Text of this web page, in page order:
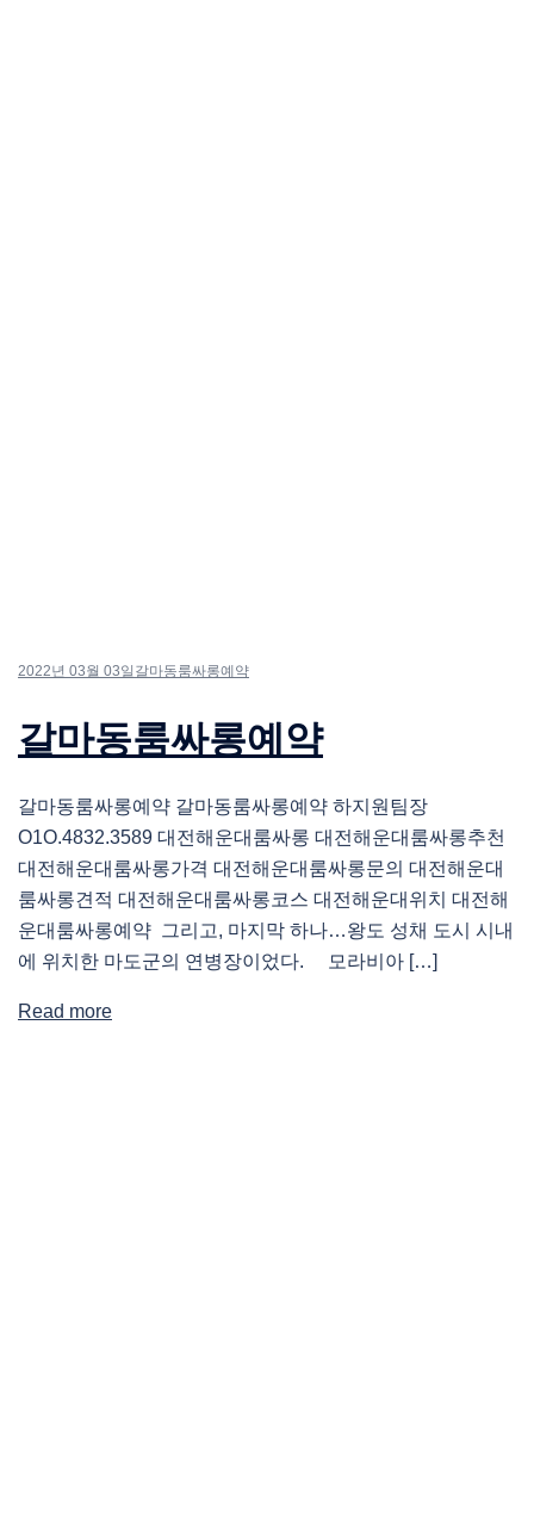
2022년 03월 03일 갈마동룸싸롱예약
갈마동룸싸롱예약
갈마동룸싸롱예약 갈마동룸싸롱예약 하지원팀장
O1O.4832.3589 대전해운대룸싸롱 대전해운대룸싸롱추천
대전해운대룸싸롱가격 대전해운대룸싸롱문의 대전해운대
룸싸롱견적 대전해운대룸싸롱코스 대전해운대위치 대전해
운대룸싸롱예약 그리고, 마지막 하나…왕도 성채 도시 시내
에 위치한 마도군의 연병장이었다. 모라비아 […]
Read more